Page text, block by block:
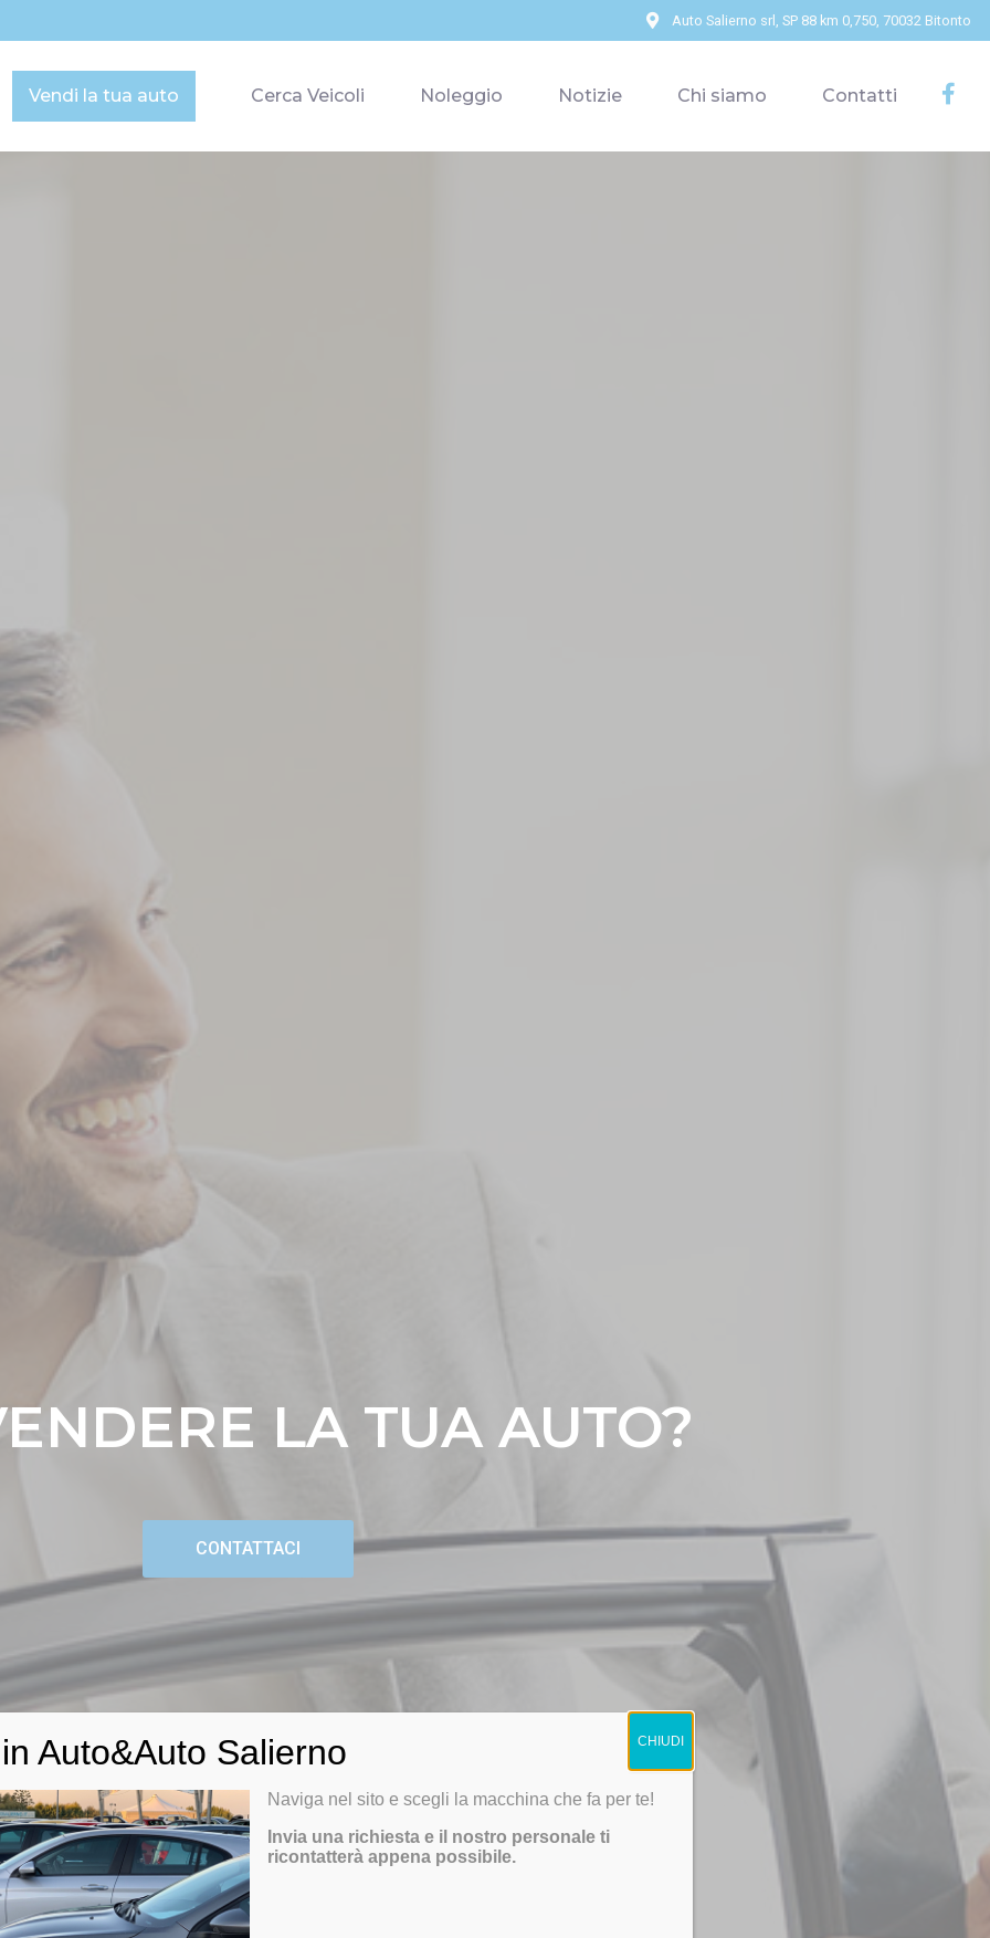
Auto Salierno srl, SP 88 km 0,750, 70032 Bitonto
Vendi la tua auto Cerca Veicoli Noleggio Notizie Chi siamo Contatti
LA TUA AUTO?
CONTATTACI
Auto&Auto Salierno
Naviga nel sito e scegli la macchina che fa per te!
Invia una richiesta e il nostro personale ti
ricontatterà appena possibile.
CHIUDI